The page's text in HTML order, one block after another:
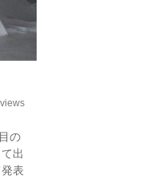
views
の
出
表